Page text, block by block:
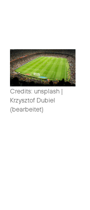
Credits: unsplash |
Krzysztof Dubiel
(bearbeitet)